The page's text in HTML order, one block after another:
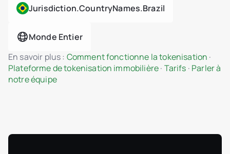
statut
juridiques
Galerie interactive d’unités avec statut en
temps réel
Notifications de changement pour les admins
et les investisseurs
Confidentialité, AML, Risques)
Jurisdiction.countryNames.brazil
Monde Entier
En savoir plus : Comment fonctionne la tokenisation ·
Plateforme de tokenisation immobilière· Tarifs · Parler à
notre équipe